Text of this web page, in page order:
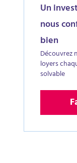
Un
nous
bien
Découvrez
loyers
solvable